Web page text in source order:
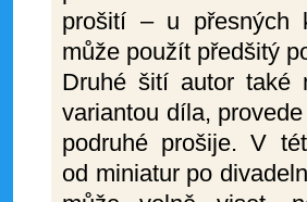
prošití – u přesných
může použít předšitý
Druhé šití autor také
variantou díla,
podruhé prošije. V
od miniatur po